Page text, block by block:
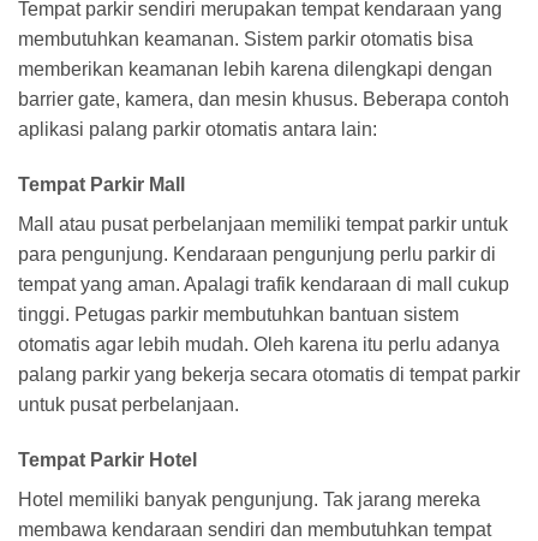
Tempat parkir sendiri merupakan tempat kendaraan yang
membutuhkan keamanan. Sistem parkir otomatis bisa
memberikan keamanan lebih karena dilengkapi dengan
barrier gate, kamera, dan mesin khusus. Beberapa contoh
aplikasi palang parkir otomatis antara lain:
Tempat Parkir Mall
Mall atau pusat perbelanjaan memiliki tempat parkir untuk
para pengunjung. Kendaraan pengunjung perlu parkir di
tempat yang aman. Apalagi trafik kendaraan di mall cukup
tinggi. Petugas parkir membutuhkan bantuan sistem
otomatis agar lebih mudah. Oleh karena itu perlu adanya
palang parkir yang bekerja secara otomatis di tempat parkir
untuk pusat perbelanjaan.
Tempat Parkir Hotel
Hotel memiliki banyak pengunjung. Tak jarang mereka
membawa kendaraan sendiri dan membutuhkan tempat